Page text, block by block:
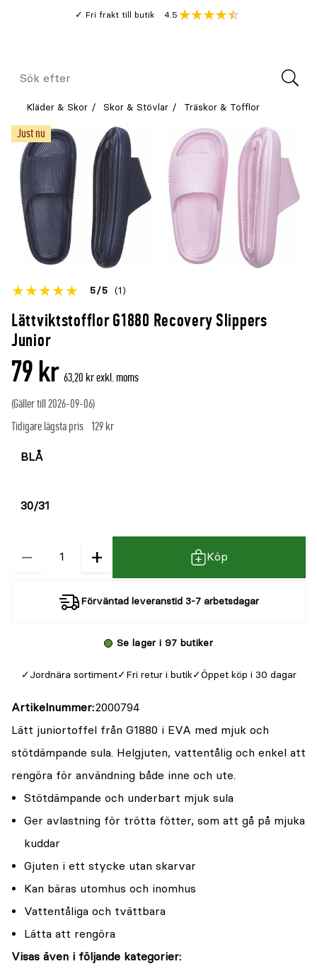
Fri frakt till butik
Genomsnitt
4.5
Meny
Sök
Kläder & Skor Skor & Stövlar Träskor & Tofflor
Lättviktstofflor G1880 Recovery Slippers
Junior
Betyget
denna
av
5
5 5 (1)
Öppna
recensioner
79 kr 63,20 kr exkl. moms
(Gäller till 2026-09-06)
Tidigare lägsta pris 129 kr
−
Kvantitet + Köp
Förväntad leveranstid 3-7 arbetsdagar
Se lager i 97 butiker
Jordnära sortiment Fri retur i butik Öppet köp i 30 dagar
Artikelnummer 2000794
Lätt juniortoffel från G1880 i EVA med mjuk och
stötdämpande sula. Helgjuten, vattentålig och enkel att
rengöra för användning både inne och ute.
Stötdämpande och underbart mjuk sula
Ger avlastning för trötta fötter, som att gå på mjuka
kuddar
Gjuten i ett stycke utan skarvar
Kan bäras utomhus och inomhus
Vattentåliga och tvättbara
Lätta att rengöra
Visas även i följande kategorier:
Just nu